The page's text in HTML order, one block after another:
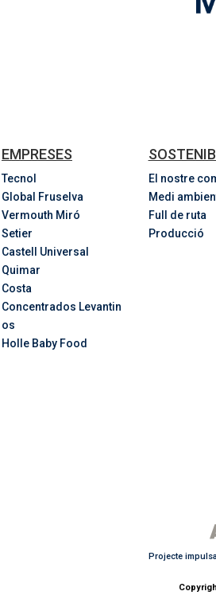
EMPRESES
Tecnol
Global Fruselva
Vermouth Miró
Setier
Castell Universal
Quimar
Costa
Concentrados Levantin
os
Holle Baby Food
El nostre
Medi
Full de ruta
Producció
Projecte